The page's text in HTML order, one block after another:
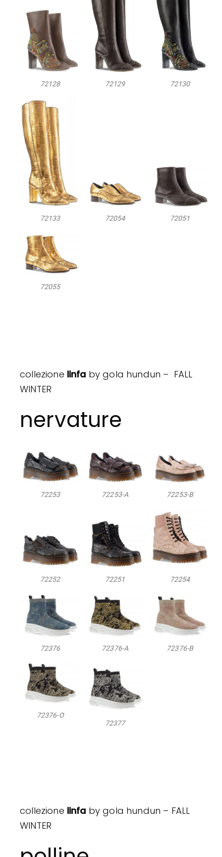
72128 72129 72130
72133 72054 72051
72055
collezione linfa by gola hundun – FALL
WINTER
nervature
72253 72253-A 72253-B
72252 72251 72254
72376 72376-A 72376-B
72376-O
72377
collezione linfa by gola hundun – FALL
WINTER